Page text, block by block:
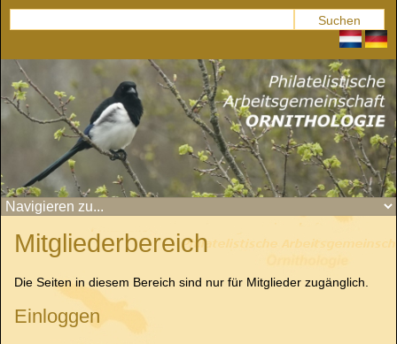
Mitgliederbereich
Die Seiten in diesem Bereich sind nur für Mitglieder zugänglich.
Einloggen